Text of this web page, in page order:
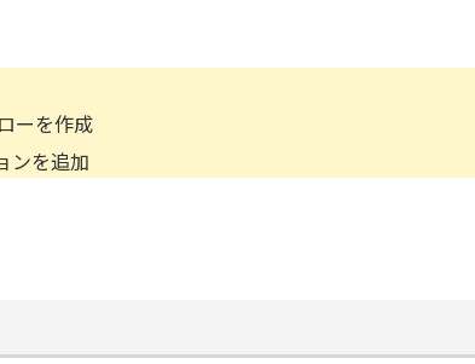
ーを作成
ンを追加